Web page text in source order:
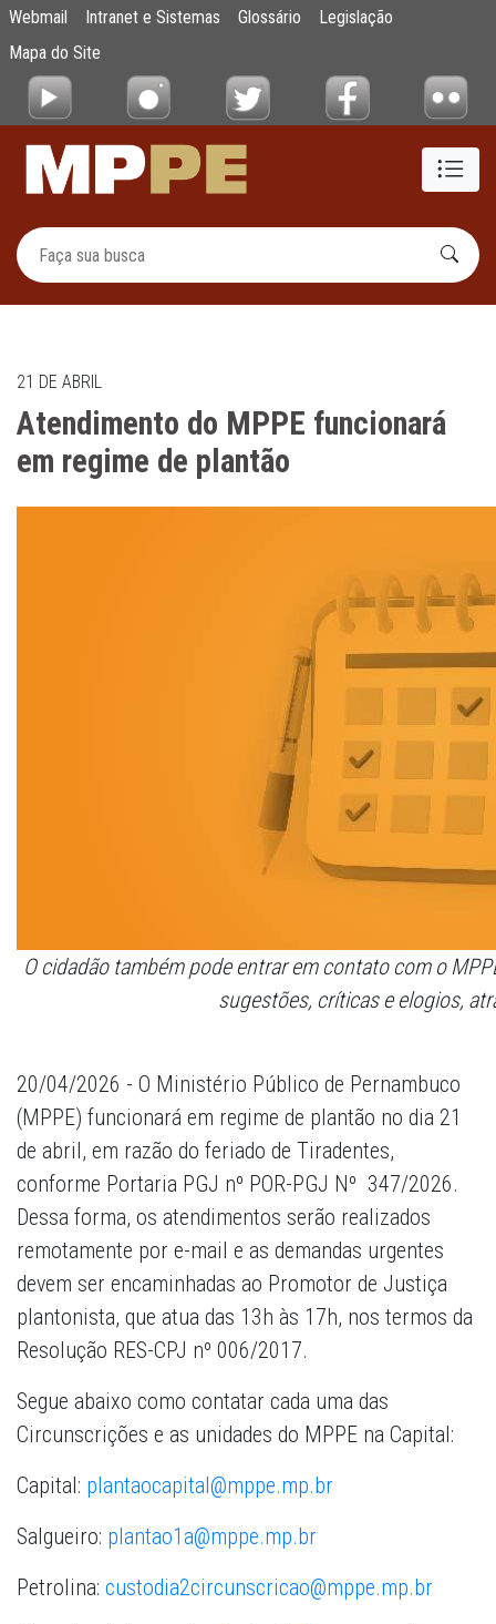
Pular para o Conteúdo principal
Atendimento do MPPE funcionará em
Webmail Intranet e Sistemas Glossário
Legislação
Mapa do Site
21 DE ABRIL
Atendimento do MPPE funcionará
em regime de plantão
O cidadão também pode entrar em contato com o
sugestões, críticas e elogios,
20/04/2026 - O Ministério Público de Pernambuco
(MPPE) funcionará em regime de plantão no dia 21
de abril, em razão do feriado de Tiradentes,
conforme Portaria PGJ nº POR-PGJ Nº 347/2026.
Dessa forma, os atendimentos serão realizados
remotamente por e-mail e as demandas urgentes
devem ser encaminhadas ao Promotor de Justiça
plantonista, que atua das 13h às 17h, nos termos da
Resolução RES-CPJ nº 006/2017.
Segue abaixo como contatar cada uma das
Circunscrições e as unidades do MPPE na Capital:
Capital: plantaocapital@mppe.mp.br
Salgueiro: plantao1a@mppe.mp.br
Petrolina: custodia2circunscricao@mppe.mp.br